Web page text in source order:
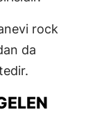
rock
da